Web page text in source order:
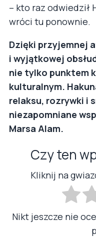
– kto raz odwiedził
wróci tu ponownie.
Dzięki przyjemnej
i wyjątkowej
nie tylko punktem
kulturalnym.
relaksu, rozrywki i
niezapomniane
Marsa Alam.
Czy ten
Kliknij na
Nikt jeszcze nie